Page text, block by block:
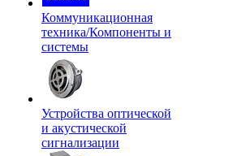
Коммуникационная
техника/Компоненты и
системы
Устройства оптической
и акустической
сигнализации